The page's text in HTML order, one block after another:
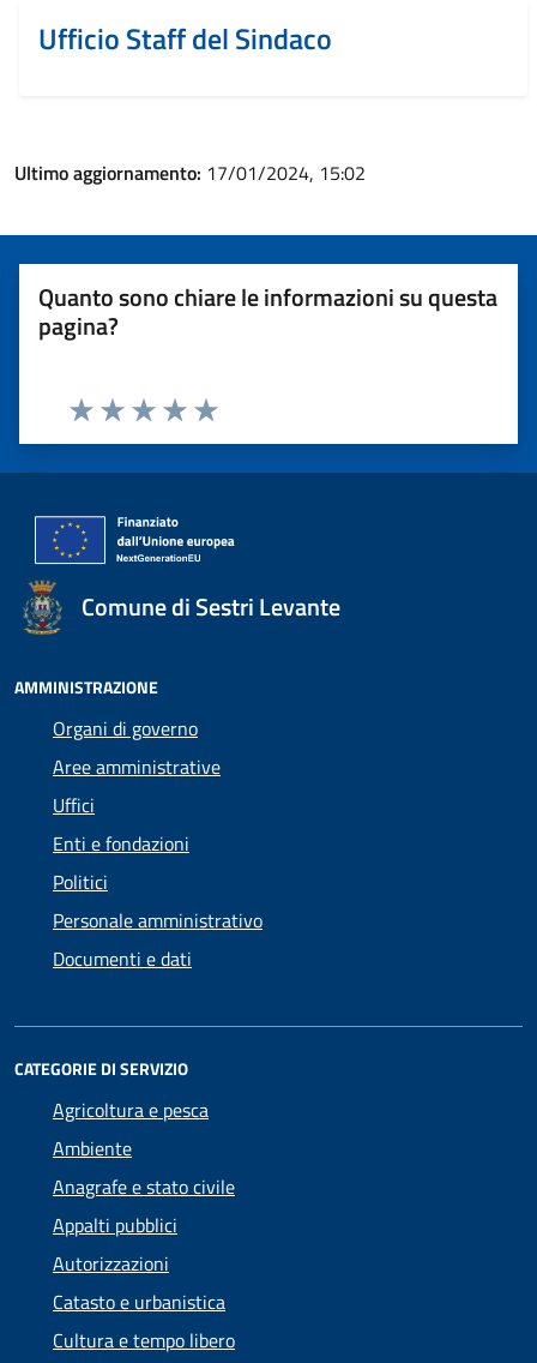
Ufficio Staff del Sindaco
Ultimo aggiornamento: 17/01/2024, 15:02
Quanto sono chiare le informazioni su questa
pagina?
Valuta 5 stelle su 5
Valuta 4 stelle su 5
Valuta 3 stelle su 5
Valuta 2 stelle su 5
Valuta 1 stelle su 5
Comune di Sestri Levante
AMMINISTRAZIONE
Organi di governo
Aree amministrative
Uffici
Enti e fondazioni
Politici
Personale amministrativo
Documenti e dati
CATEGORIE DI SERVIZIO
Agricoltura e pesca
Ambiente
Anagrafe e stato civile
Appalti pubblici
Autorizzazioni
Catasto e urbanistica
Cultura e tempo libero